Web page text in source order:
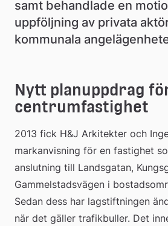
samt behandlade en
uppföljning av privata
kommunala
Nytt planuppdrag
centrumfastighet
2013 fick H&J Arkitekter och
markanvisning för en fastighet
anslutning till Landsgatan,
Gammelstadsvägen i
Sedan dess har lagstiftningen
när det gäller trafikbuller. Det